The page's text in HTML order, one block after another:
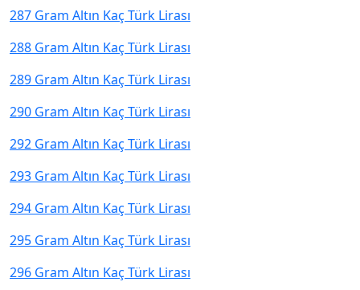
287 Gram Altın Kaç Türk Lirası
288 Gram Altın Kaç Türk Lirası
289 Gram Altın Kaç Türk Lirası
290 Gram Altın Kaç Türk Lirası
292 Gram Altın Kaç Türk Lirası
293 Gram Altın Kaç Türk Lirası
294 Gram Altın Kaç Türk Lirası
295 Gram Altın Kaç Türk Lirası
296 Gram Altın Kaç Türk Lirası